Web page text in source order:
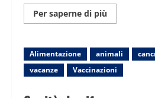
Per saperne di più
informazioni
i
carboidrati
se
in
cura
Alimentazione animali
vacanze
Vaccinazioni